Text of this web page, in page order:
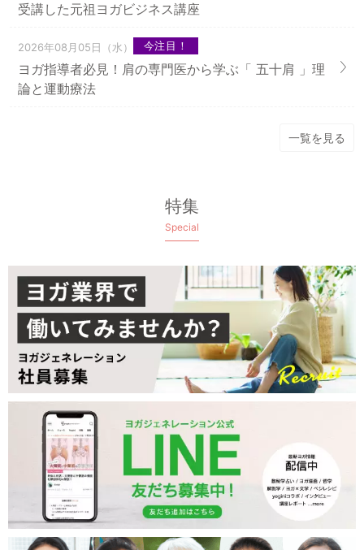
受講した元祖ヨガビジネス講座
2026年08月05日（水） 今注目！
ヨガ指導者必見！肩の専門医から学ぶ「 五十肩 」理
論と運動療法
一覧を見る
特集
Special